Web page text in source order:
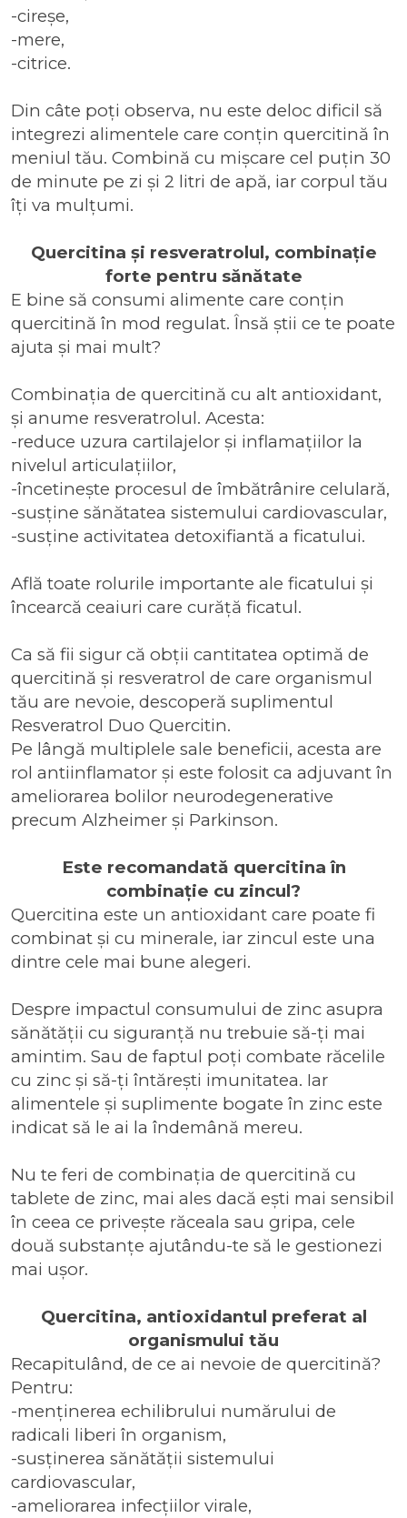
-cireșe,
-mere,
-citrice.
Din câte poți observa, nu este deloc dificil să
integrezi alimentele care conțin quercitină în
meniul tău. Combină cu mișcare cel puțin 30
de minute pe zi și 2 litri de apă, iar corpul tău
îți va mulțumi.
Quercitina și resveratrolul, combinație
forte pentru sănătate
E bine să consumi alimente care conțin
quercitină în mod regulat. Însă știi ce te poate
ajuta și mai mult?
Combinația de quercitină cu alt antioxidant,
și anume resveratrolul. Acesta:
-reduce uzura cartilajelor și inflamațiilor la
nivelul articulațiilor,
-încetinește procesul de îmbătrânire celulară,
-susține sănătatea sistemului cardiovascular,
-susține activitatea detoxifiantă a ficatului.
Află toate rolurile importante ale ficatului și
încearcă ceaiuri care curăță ficatul.
Ca să fii sigur că obții cantitatea optimă de
quercitină și resveratrol de care organismul
tău are nevoie, descoperă suplimentul
Resveratrol Duo Quercitin.
Pe lângă multiplele sale beneficii, acesta are
rol antiinflamator și este folosit ca adjuvant în
ameliorarea bolilor neurodegenerative
precum Alzheimer și Parkinson.
Este recomandată quercitina în
combinație cu zincul?
Quercitina este un antioxidant care poate fi
combinat și cu minerale, iar zincul este una
dintre cele mai bune alegeri.
Despre impactul consumului de zinc asupra
sănătății cu siguranță nu trebuie să-ți mai
amintim. Sau de faptul poți combate răcelile
cu zinc și să-ți întărești imunitatea. Iar
alimentele și suplimente bogate în zinc este
indicat să le ai la îndemână mereu.
Nu te feri de combinația de quercitină cu
tablete de zinc, mai ales dacă ești mai sensibil
în ceea ce privește răceala sau gripa, cele
două substanțe ajutându-te să le gestionezi
mai ușor.
Quercitina, antioxidantul preferat al
organismului tău
Recapitulând, de ce ai nevoie de quercitină?
Pentru:
-menținerea echilibrului numărului de
radicali liberi în organism,
-susținerea sănătății sistemului
cardiovascular,
-ameliorarea infecțiilor virale,